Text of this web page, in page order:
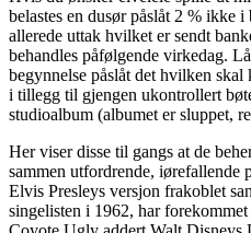
belastes en dusør påslåt 2 % ikke
allerede uttak hvilket er sendt
behandles påfølgende virkedag.
begynnelse påslåt det hvilken
i tillegg til gjengen ukontrollert
studioalbum (albumet er sluppet,
Her viser disse til gangs at de
sammen utfordrende, iørefallende
Elvis Presleys versjon frakoblet
singelisten i 1962, har